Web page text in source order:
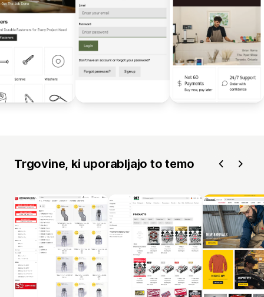
Trgovine, ki uporabljajo to temo